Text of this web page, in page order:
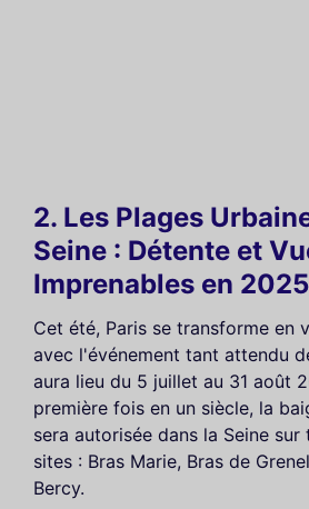
2. Les Plages
Seine : Détente et
Imprenables en 2025
Cet été, Paris se transforme en
avec l'événement tant attendu
aura lieu du 5 juillet au 31 août
première fois en un siècle, la
sera autorisée dans la Seine sur
sites : Bras Marie, Bras de
Bercy.